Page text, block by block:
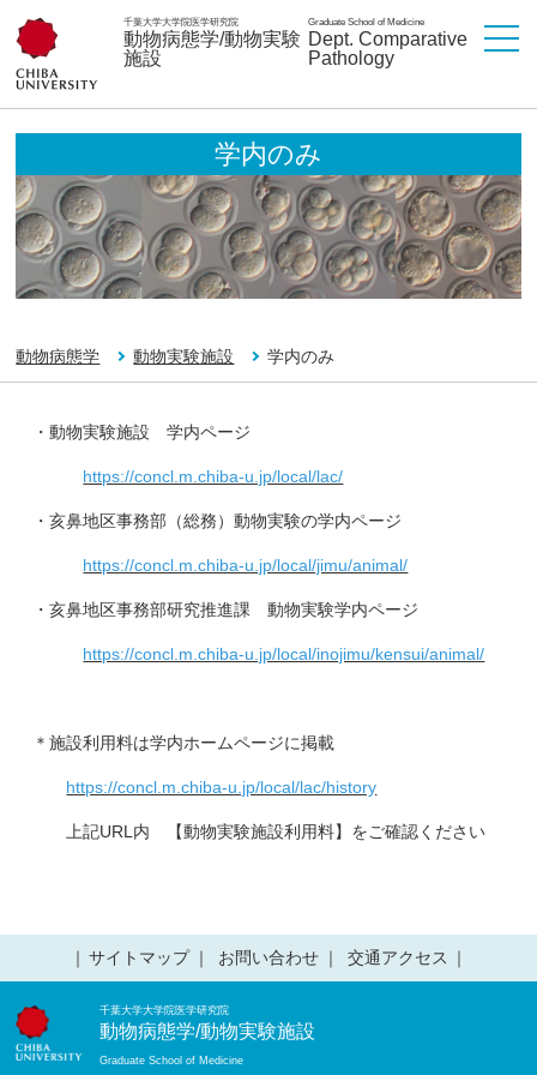
千葉大学大学院医学研究院
動物病態学/動物実験
施設
Graduate School of Medicine
Dept. Comparative
Pathology
学内のみ
動物病態学 動物実験施設 学内のみ
・動物実験施設 学内ページ
https://concl.m.chiba-u.jp/local/lac/
・亥鼻地区事務部（総務）動物実験の学内ページ
https://concl.m.chiba-u.jp/local/jimu/animal/
・亥鼻地区事務部研究推進課 動物実験学内ページ
https://concl.m.chiba-u.jp/local/inojimu/kensui/animal/
＊施設利用料は学内ホームページに掲載
https://concl.m.chiba-u.jp/local/lac/history
上記URL内 【動物実験施設利用料】をご確認ください
サイトマップ お問い合わせ 交通アクセス
千葉大学大学院医学研究院
動物病態学/動物実験施設
Graduate School of Medicine